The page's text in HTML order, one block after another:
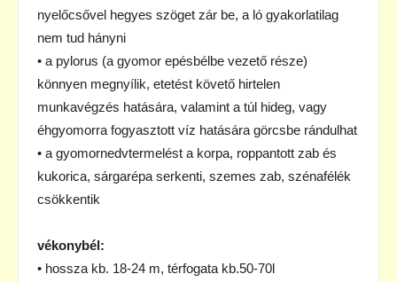
nyelőcsővel hegyes szöget zár be, a ló gyakorlatilag
nem tud hányni
• a pylorus (a gyomor epésbélbe vezető része)
könnyen megnyílik, etetést követő hirtelen
munkavégzés hatására, valamint a túl hideg, vagy
éhgyomorra fogyasztott víz hatására görcsbe rándulhat
• a gyomornedvtermelést a korpa, roppantott zab és
kukorica, sárgarépa serkenti, szemes zab, szénafélék
csökkentik
vékonybél:
• hossza kb. 18-24 m, térfogata kb.50-70l